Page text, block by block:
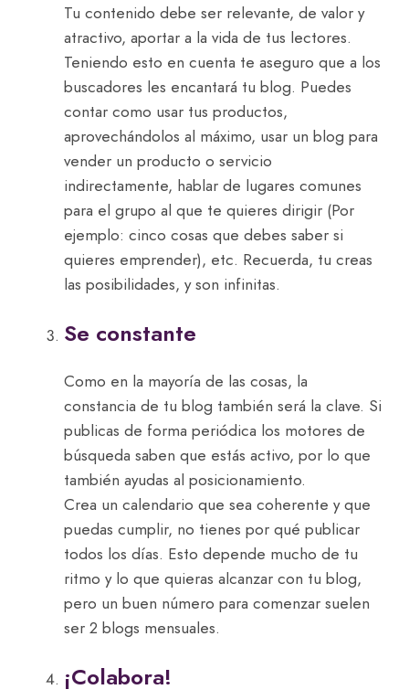
Tu contenido debe ser relevante, de valor y
atractivo, aportar a la vida de tus lectores.
Teniendo esto en cuenta te aseguro que a los
buscadores les encantará tu blog. Puedes
contar como usar tus productos,
aprovechándolos al máximo, usar un blog para
vender un producto o servicio
indirectamente, hablar de lugares comunes
para el grupo al que te quieres dirigir (Por
ejemplo: cinco cosas que debes saber si
quieres emprender), etc. Recuerda, tu creas
las posibilidades, y son infinitas.
Se constante
Como en la mayoría de las cosas, la
constancia de tu blog también será la clave. Si
publicas de forma periódica los motores de
búsqueda saben que estás activo, por lo que
también ayudas al posicionamiento.
Crea un calendario que sea coherente y que
puedas cumplir, no tienes por qué publicar
todos los días. Esto depende mucho de tu
ritmo y lo que quieras alcanzar con tu blog,
pero un buen número para comenzar suelen
ser 2 blogs mensuales.
¡Colabora!